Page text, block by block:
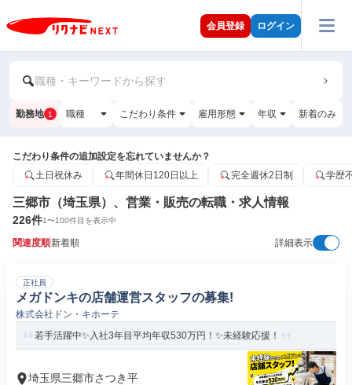
会員登録 ログイン
職種・キーワードから探す
勤務地 1 職種 こだわり条件 雇用形態 年収 新着のみ
こだわり条件の追加設定を忘れていませんか？
土日祝休み
年間休日120日以上 完全週休2日制 学歴
三郷市（埼玉県）、営業・販売の転職・求人情報
226件1〜100件目を表示中
関連度順新着順 詳細表示
正社員
メガドンキの店舗運営スタッフの募集!
株式会社ドン・キホーテ
若手活躍中✨入社3年目平均年収530万円！✨未経験応援！
埼玉県三郷市さつき平